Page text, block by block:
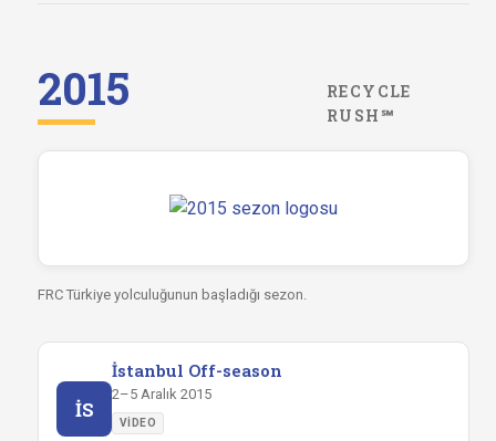
2015
RECYCLE
RUSH℠
FRC Türkiye yolculuğunun başladığı sezon.
İS
İstanbul Off-season
2–5 Aralık 2015
VIDEO